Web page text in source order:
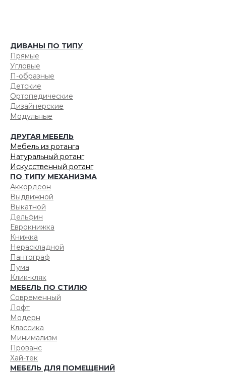
ДИВАНЫ ПО ТИПУ
Прямые
Угловые
П-образные
Детские
Ортопедические
Дизайнерские
Модульные
ДРУГАЯ МЕБЕЛЬ
Мебель из ротанга
Натуральный ротанг
Искусственный ротанг
ПО ТИПУ МЕХАНИЗМА
Аккордеон
Выдвижной
Выкатной
Дельфин
Еврокнижка
Книжка
Нераскладной
Пантограф
Пума
Клик-кляк
МЕБЕЛЬ ПО СТИЛЮ
Современный
Лофт
Модерн
Классика
Минимализм
Прованс
Хай-тек
МЕБЕЛЬ ДЛЯ ПОМЕЩЕНИЙ